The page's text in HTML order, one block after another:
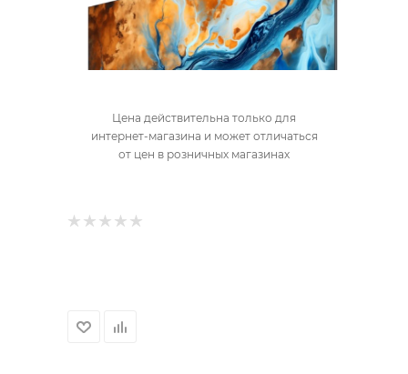
Цена действительна только для
интернет-магазина и может отличаться
от цен в розничных магазинах